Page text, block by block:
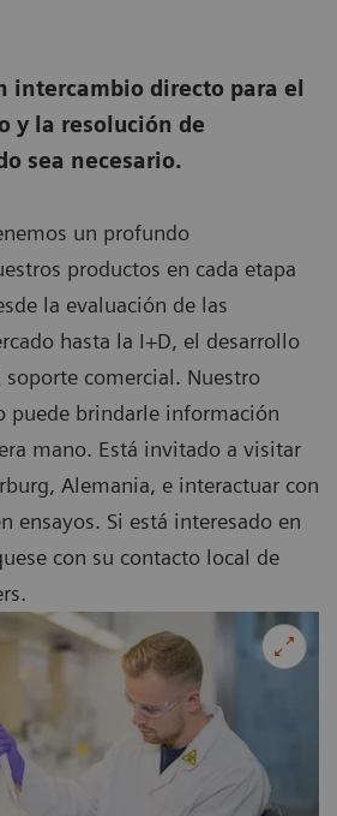
intercambio directo para el
y la resolución de
sea necesario.
un profundo
productos en cada etapa
la evaluación de las
hasta la I+D, el desarrollo
comercial. Nuestro
puede brindarle información
mano. Está invitado a visitar
Alemania, e interactuar con
ensayos. Si está interesado en
con su contacto local de